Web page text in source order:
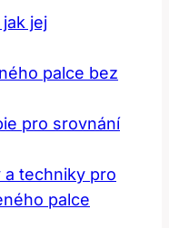
jej
palce bez
pro srovnání
techniky pro
palce